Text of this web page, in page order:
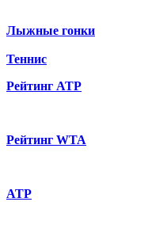
Лыжные гонки
Теннис
Рейтинг ATP
Рейтинг WTA
ATP